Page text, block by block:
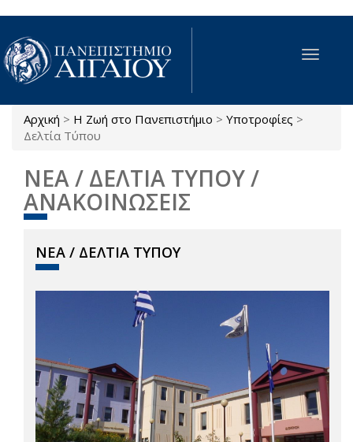
Παράκαμψη προς το κυρίως περιεχόμενο
Toggle
Είστε εδώ
Αρχική > Η Ζωή στο Πανεπιστήμιο > Υποτροφίες >
Δελτία Τύπου
ΝΕΑ / ΔΕΛΤΙΑ ΤΥΠΟΥ /
ΑΝΑΚΟΙΝΩΣΕΙΣ
ΝΕΑ / ΔΕΛΤΙΑ ΤΥΠΟΥ